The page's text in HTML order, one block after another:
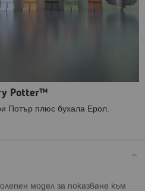
Potter™
Потър плюс бухала Ерол.
модел за показване към